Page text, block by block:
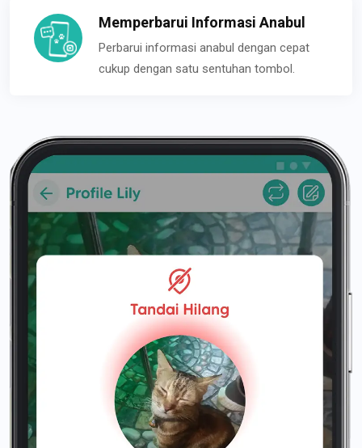
Memperbarui Informasi Anabul
Perbarui informasi anabul dengan cepat
cukup dengan satu sentuhan tombol.